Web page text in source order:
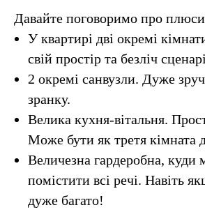
Давайте поговоримо про
У квартирі дві окремі
свій простір та безліч
2 окремі санвузли. Дуже
зранку.
Велика кухня-вітальня.
Може бути як третя кімната
Величезна гардеробна, куди
помістити всі речі. Навіть
дуже багато!